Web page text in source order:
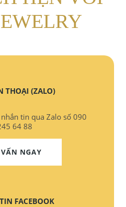
THOẠI (ZALO)
tin qua Zalo số 090
64 88
NGAY
FACEBOOK